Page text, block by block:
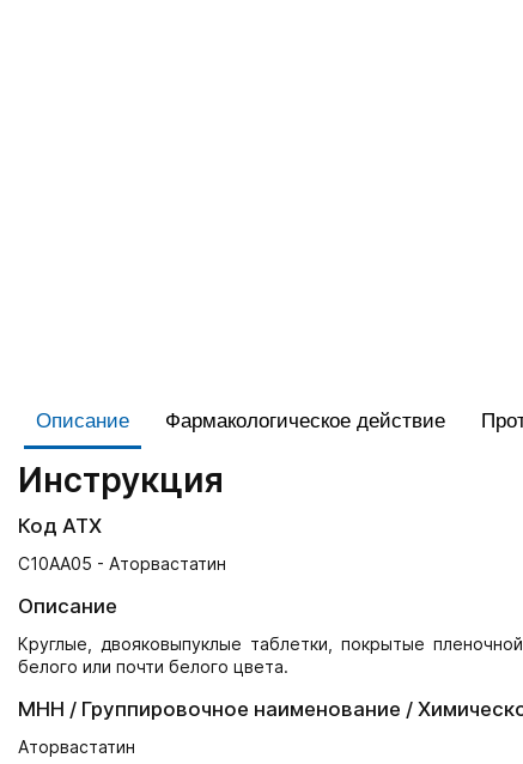
Описание Фармакологическое действие
Инструкция
Код АТХ
C10AA05 - Аторвастатин
Описание
Круглые, двояковыпуклые таблетки, покрытые
белого или почти белого цвета.
МНН / Группировочное наименование /
Аторвастатин